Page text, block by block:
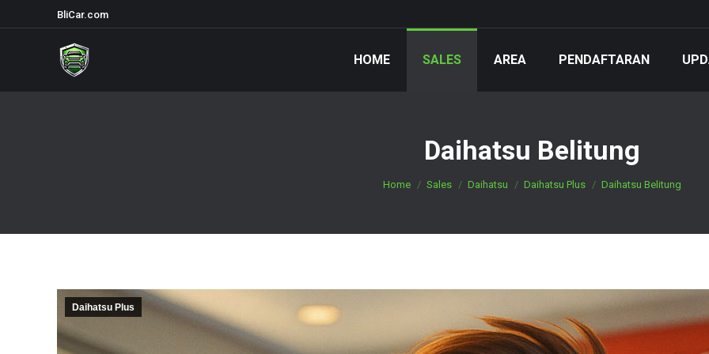
BliCar.com
HOME SALES AREA PENDAFTARAN
Daihatsu Belitung
You are here:
Home Sales Daihatsu Daihatsu Plus Daihatsu Belitung
Daihatsu Plus